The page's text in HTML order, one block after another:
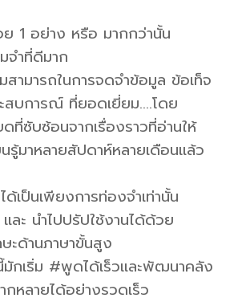
1 อย่าง หรือ มากกว่านั้น
จำที่ดีมาก
สามารถในการจดจำข้อมูล ข้อเท็จ
สบการณ์ ที่ยอดเยี่ยม….โดย
ดที่ซับซ้อนจากเรื่องราวที่อ่านให้
รู้มาหลายสัปดาห์หลายเดือนแล้ว
ด้เป็นเพียงการท่องจำเท่านั้น
ละ นำไปปรัปใช้งานได้ด้วย
ะด้านภาษาขั้นสูง
มักเริ่ม #พูดได้เร็วและพัฒนาคลัง
หลายได้อย่างรวดเร็ว